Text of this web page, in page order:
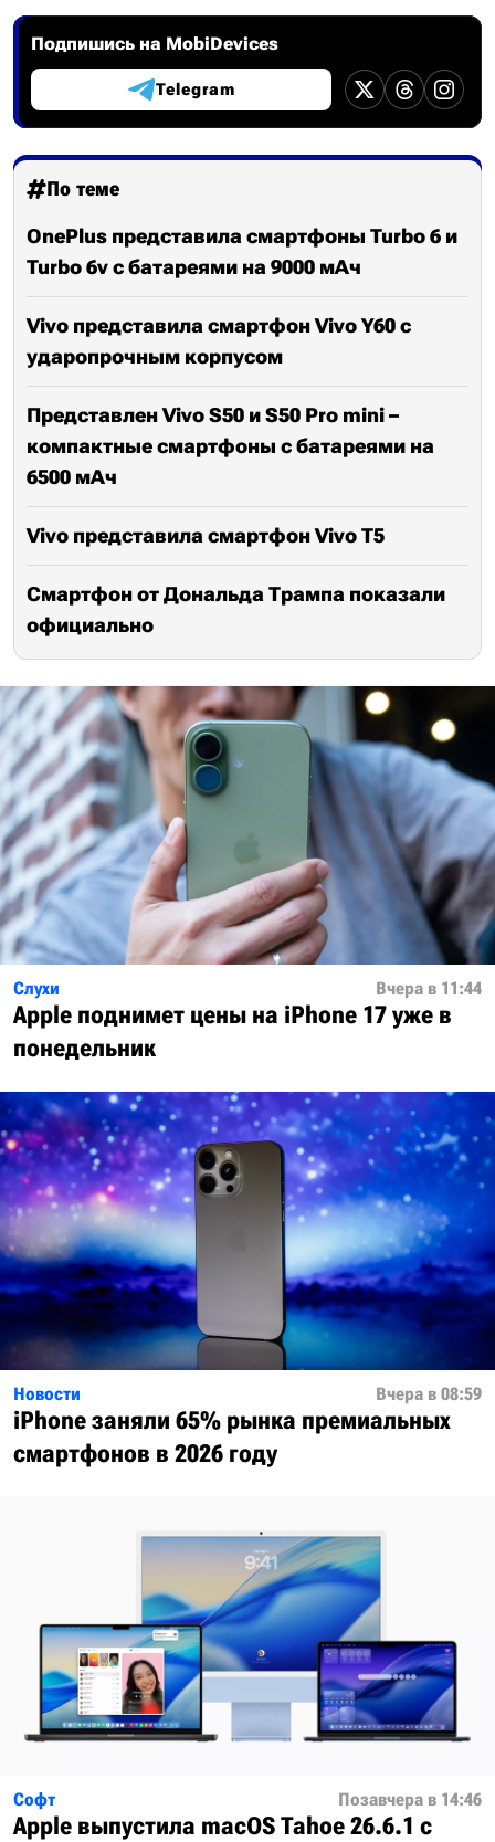
Подпишись на MobiDevices
Telegram
По теме
OnePlus представила смартфоны Turbo 6 и
Turbo 6v с батареями на 9000 мАч
Vivo представила смартфон Vivo Y60 с
ударопрочным корпусом
Представлен Vivo S50 и S50 Pro mini –
компактные смартфоны с батареями на
6500 мАч
Vivo представила смартфон Vivo T5
Смартфон от Дональда Трампа показали
официально
Слухи Вчера в 11:44
Apple поднимет цены на iPhone 17 уже в
понедельник
Новости Вчера в 08:59
iPhone заняли 65% рынка премиальных
смартфонов в 2026 году
Софт Позавчера в 14:46
Apple выпустила macOS Tahoe 26.6.1 с